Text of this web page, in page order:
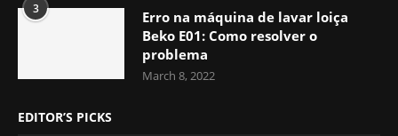
3
Erro na máquina de lavar loiça
Beko E01: Como resolver o
problema
March 8, 2022
EDITOR’S PICKS